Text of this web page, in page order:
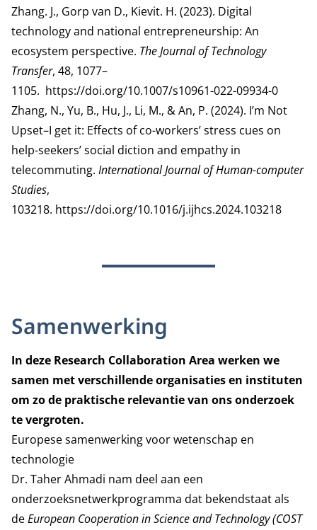
Zhang. J., Gorp van D., Kievit. H. (2023). Digital
technology and national entrepreneurship: An
ecosystem perspective. The Journal of Technology
Transfer, 48, 1077–
1105. https://doi.org/10.1007/s10961-022-09934-0
Zhang, N., Yu, B., Hu, J., Li, M., & An, P. (2024). I’m Not
Upset–I get it: Effects of co-workers’ stress cues on
help-seekers’ social diction and empathy in
telecommuting. International Journal of Human-computer
Studies,
103218. https://doi.org/10.1016/j.ijhcs.2024.103218
Samenwerking
In deze Research Collaboration Area werken we
samen met verschillende organisaties en instituten
om zo de praktische relevantie van ons onderzoek
te vergroten.
Europese samenwerking voor wetenschap en
technologie
Dr. Taher Ahmadi nam deel aan een
onderzoeksnetwerkprogramma dat bekendstaat als
deEuropean Cooperation in Science and Technology (COST